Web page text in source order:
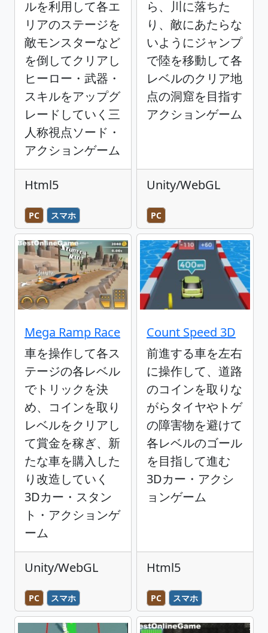
ルを利用して各エ
リアのステージを
敵モンスターなど
を倒してクリアし
ヒーロー・武器・
スキルをアップグ
レードしていく三
人称視点ソード・
アクションゲーム
Html5
PC スマホ
ら、川に落ちた
り、敵にあたらな
いようにジャンプ
で陸を移動して各
レベルのクリア地
点の洞窟を目指す
アクションゲーム
Unity/WebGL
PC
Mega Ramp Race
車を操作して各ス
テージの各レベル
でトリックを決
め、コインを取り
レベルをクリアし
て賞金を稼ぎ、新
たな車を購入した
り改造していく
3Dカー・スタン
ト・アクションゲ
ーム
Unity/WebGL
PC スマホ
Count Speed 3D
前進する車を左右
に操作して、道路
のコインを取りな
がらタイヤやトゲ
の障害物を避けて
各レベルのゴール
を目指して進む
3Dカー・アクシ
ョンゲーム
Html5
PC スマホ